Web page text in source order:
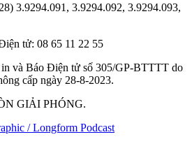
3.9294.091, 3.9294.092, 3.9294.093,
tử: 08 65 11 22 55
và Báo Điện tử số 305/GP-BTTTT do
cấp ngày 28-8-2023.
GIẢI PHÓNG.
/ Longform Podcast